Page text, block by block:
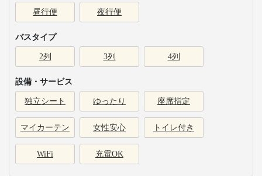
昼行便 夜行便
バスタイプ
2列 3列 4列
設備・サービス
独立シート ゆったり 座席指定
マイカーテン 女性安心 トイレ付き
WiFi 充電OK